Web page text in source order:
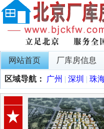
网站首页 厂库房信息
区域导航： 广州 | 深圳 | 珠